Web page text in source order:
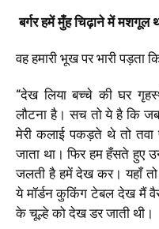
बर्गर हमें मुँह चिढ़ाने में
वह हमारी भूख पर भारी पड़ता
“देख लिया बच्चे की घर
लौटना है। सच तो ये है कि
मेरी कलाई पकड़ते थे तो
जाता था। फिर हम हँसते हुए
जलती है हमें देख कर। यहाँ तो
ये मॉर्डन कुकिंग टेबल देख मैं
के चूल्हे को देख डर जाती थी।